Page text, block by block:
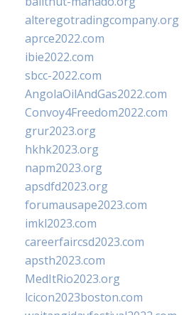
alteregotradingcompany.org
aprce2022.com
ibie2022.com
sbcc-2022.com
AngolaOilAndGas2022.com
Convoy4Freedom2022.com
grur2023.org
hkhk2023.org
napm2023.org
apsdfd2023.org
forumausape2023.com
imkl2023.com
careerfaircsd2023.com
apsth2023.com
MedItRio2023.org
lcicon2023boston.com